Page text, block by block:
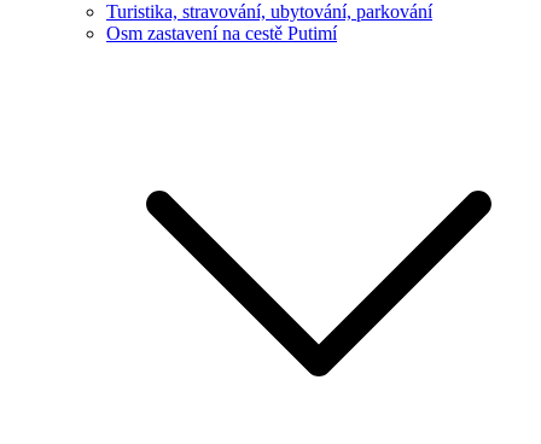
Turistika, stravování, ubytování, parkování
Osm zastavení na cestě Putimí